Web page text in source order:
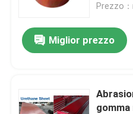
Prezzo
Miglior prezzo